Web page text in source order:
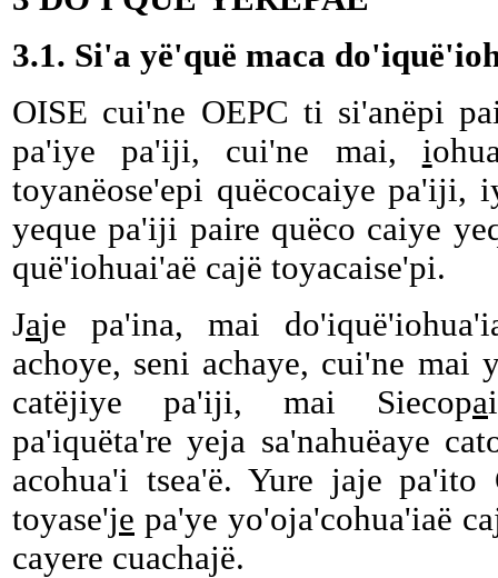
3.1. Si'a yë'quë maca
OISE cui'ne OEPC ti si'anëpi
pa'iye pa'iji, cui'ne mai, i
toyanëose'epi quëcocaiye pa'iji,
yeque pa'iji paire quëco caiye
quë'iohuai'aë cajë toyacaise'pi.
Jaje pa'ina, mai
achoye, seni achaye, cui'ne mai
catëjiye pa'iji, mai Siecopa
pa'iquëta're yeja sa'nahuëaye
acohua'i tsea'ë. Yure jaje
toyase'je pa'ye yo'oja'cohua'iaë
cayere cuachajë.